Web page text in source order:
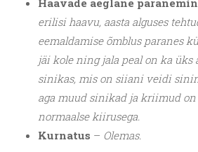
Haavade aeglane
erilisi haavu, aasta alguses
eemaldamise õmblus paranes
jäi kole ning jala peal on ka üks
sinikas, mis on siiani veidi
aga muud sinikad ja kriimud
normaalse kiirusega.
Kurnatus – Olemas.